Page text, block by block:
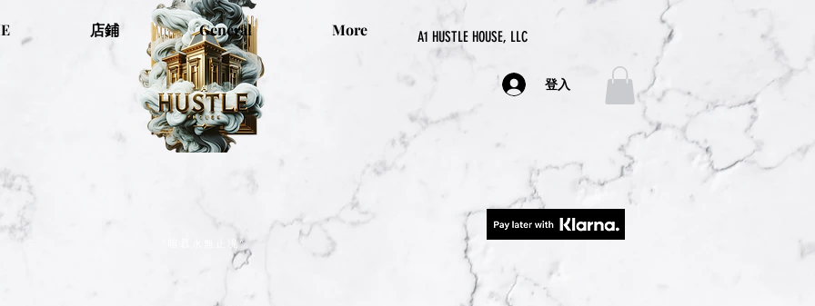
A1 HUSTLE HOUSE, LLC
店鋪 General More
登入
“喧囂永無止境”